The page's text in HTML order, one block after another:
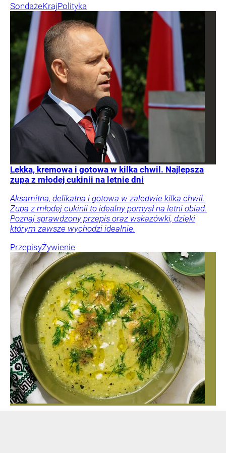
SondażeKrajPolityka
Lekka, kremowa i gotowa w kilka chwil. Najlepsza
zupa z młodej cukinii na letnie dni
Aksamitna, delikatna i gotowa w zaledwie kilka chwil.
Zupa z młodej cukinii to idealny pomysł na letni obiad.
Poznaj sprawdzony przepis oraz wskazówki, dzięki
którym zawsze wychodzi idealnie.
PrzepisyŻywienie